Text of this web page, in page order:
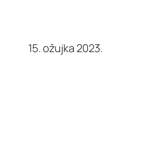
15. ožujka 2023.